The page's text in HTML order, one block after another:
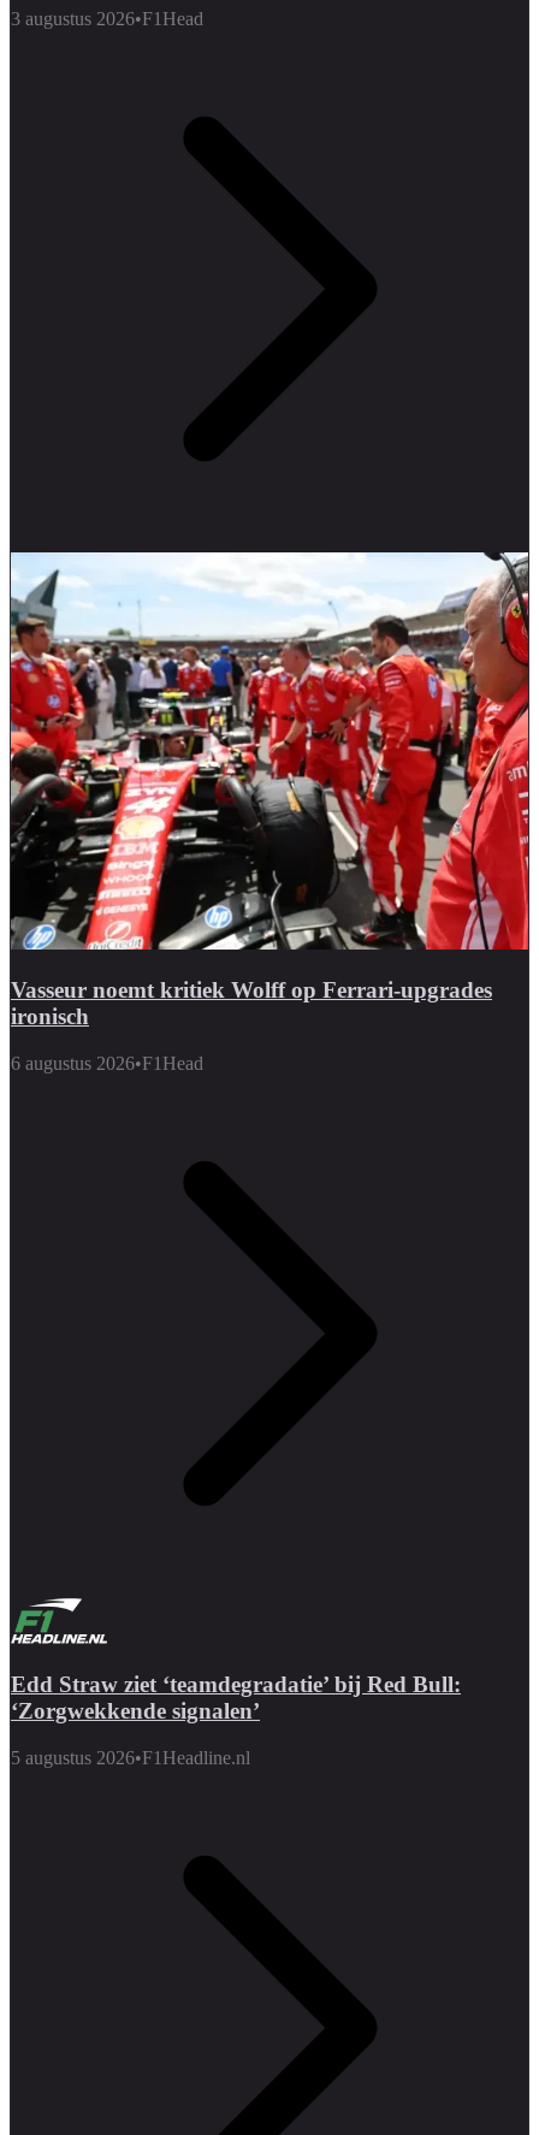
3 augustus 2026•F1Head
Vasseur noemt kritiek Wolff op Ferrari-upgrades
ironisch
6 augustus 2026•F1Head
Edd Straw ziet ‘teamdegradatie’ bij Red Bull:
‘Zorgwekkende signalen’
5 augustus 2026•F1Headline.nl